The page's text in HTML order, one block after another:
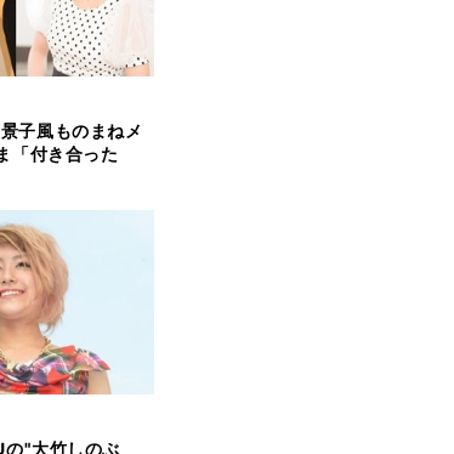
子風ものまねメ
「付き合った
"大竹しのぶ